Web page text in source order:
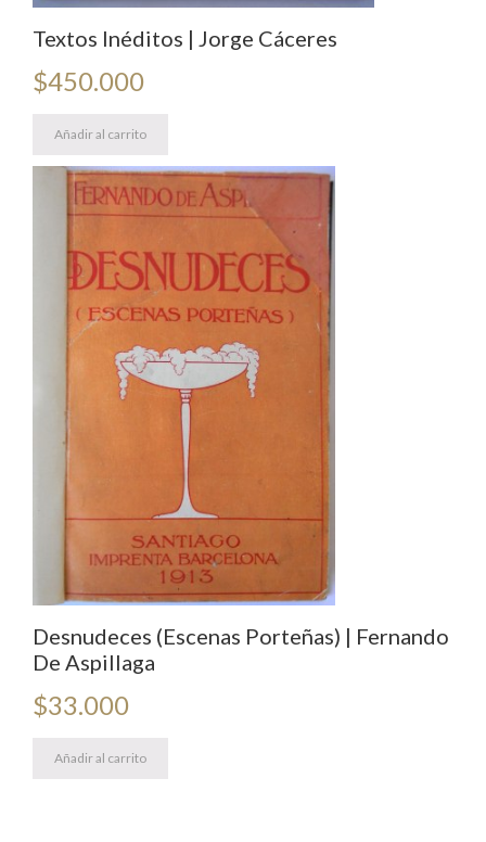
Textos Inéditos | Jorge Cáceres
$450.000
Añadir al carrito
Desnudeces (Escenas Porteñas) | Fernando
De Aspillaga
$33.000
Añadir al carrito